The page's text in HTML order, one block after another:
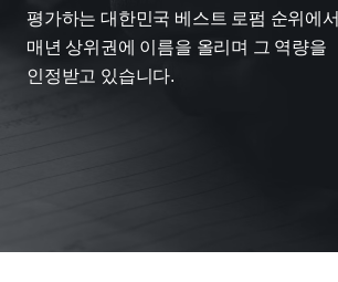
평가하는 대한민국 베스트 로펌 순위에서
매년 상위권에 이름을 올리며 그 역량을
인정받고 있습니다.